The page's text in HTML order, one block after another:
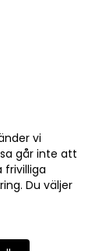
vi
går inte att
frivilliga
Du väljer